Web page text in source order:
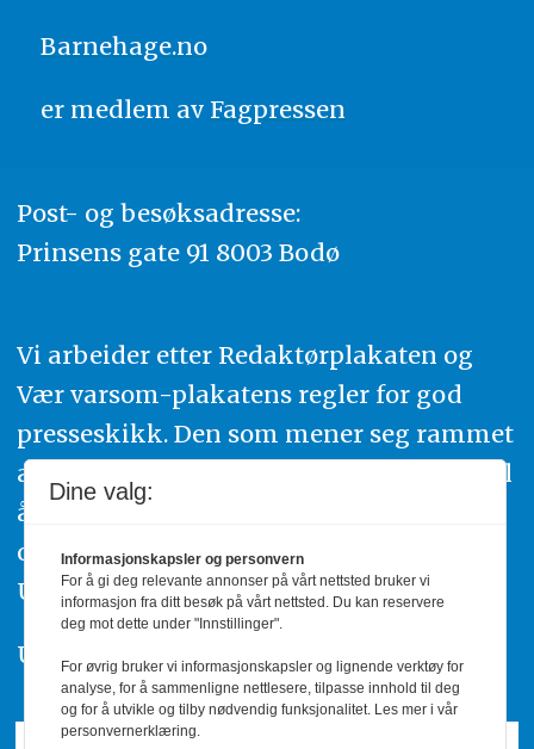
Barnehage.no
er medlem av Fagpressen
Post- og besøksadresse:
Prinsens gate 91 8003 Bodø
Vi arbeider etter Redaktørplakaten og
Vær varsom-plakatens regler for god
presseskikk. Den som mener seg rammet
av urettmessig publisering, oppfordres til
å ta kontakt med redaksjonen. Du kan
også klage inn saker til Pressens Faglige
Utvalg,www.pfu.no.
Utgiver: PBL
Dine valg:
Informasjonskapsler og personvern
For å gi deg relevante annonser på vårt nettsted bruker vi
informasjon fra ditt besøk på vårt nettsted. Du kan reservere
deg mot dette under "Innstillinger".
For øvrig bruker vi informasjonskapsler og lignende verktøy for
analyse, for å sammenligne nettlesere, tilpasse innhold til deg
og for å utvikle og tilby nødvendig funksjonalitet. Les mer i vår
personvernerklæring.